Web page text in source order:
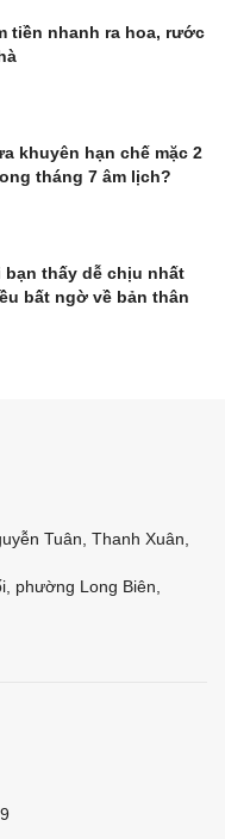
tiền nhanh ra hoa, rước
khuyên hạn chế mặc 2
tháng 7 âm lịch?
bạn thấy dễ chịu nhất
bất ngờ về bản thân
Tuân, Thanh Xuân,
phường Long Biên,